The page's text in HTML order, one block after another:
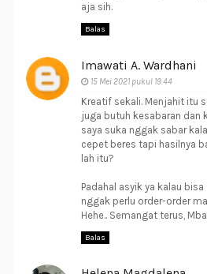
aja sih.
Balas
Imawati A. Wardhani
15 Mei 2021 pukul 19.44
Kreatif sekali. Menjahit itu
juga butuh kesabaran dan
saya suka nggak sabar
cepet beres tapi hasilnya
lah itu?
Padahal asyik ya kalau
nggak perlu order-order
Hehe.. Semangat terus,
Balas